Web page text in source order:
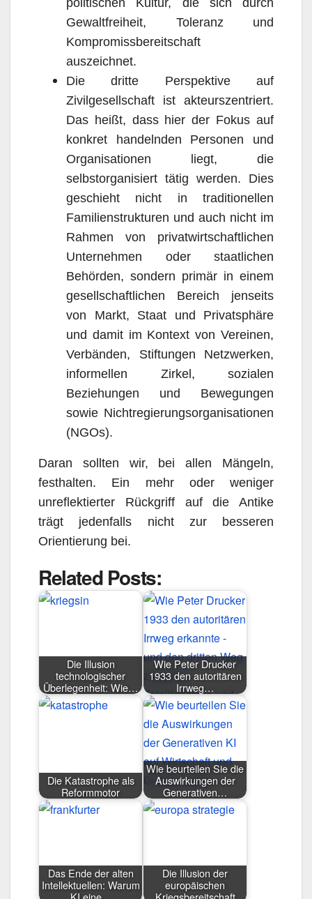
politischen Kultur, die sich durch
Gewaltfreiheit, Toleranz und
Kompromissbereitschaft
auszeichnet.
Die dritte Perspektive auf
Zivilgesellschaft ist akteurszentriert.
Das heißt, dass hier der Fokus auf
konkret handelnden Personen und
Organisationen liegt, die
selbstorganisiert tätig werden. Dies
geschieht nicht in traditionellen
Familienstrukturen und auch nicht im
Rahmen von privatwirtschaftlichen
Unternehmen oder staatlichen
Behörden, sondern primär in einem
gesellschaftlichen Bereich jenseits
von Markt, Staat und Privatsphäre
und damit im Kontext von Vereinen,
Verbänden, Stiftungen Netzwerken,
informellen Zirkel, sozialen
Beziehungen und Bewegungen
sowie Nichtregierungsorganisationen
(NGOs).
Daran sollten wir, bei allen Mängeln,
festhalten. Ein mehr oder weniger
unreflektierter Rückgriff auf die Antike
trägt jedenfalls nicht zur besseren
Orientierung bei.
Related Posts:
Die Illusion
technologischer
Überlegenheit: Wie…
Wie Peter Drucker
1933 den autoritären
Irrweg…
Die Katastrophe als
Reformmotor
Wie beurteilen Sie die
Auswirkungen der
Generativen…
Das Ende der alten
Intellektuellen: Warum
Die Illusion der
europäischen